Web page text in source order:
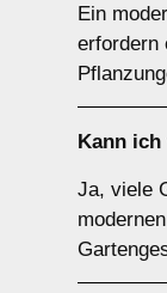
Ein
erfordern
Kann
Ja, viele